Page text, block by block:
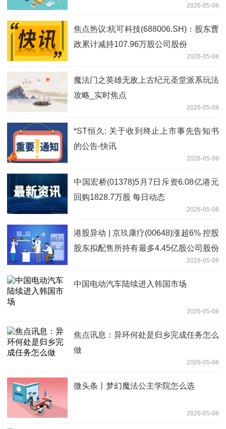
2026-05-08
焦点热议:杭可科技(688006.SH)：股东曹
政累计减持107.96万股公司股份
2026-05-08
魔法门之英雄无敌上古纪元圣堂派系玩法
攻略_实时焦点
2026-05-08
*ST恒久: 关于收到终止上市事先告知书
的公告-快讯
2026-05-08
中国宏桥(01378)5月7日斥资6.08亿港元
回购1828.7万股 每日动态
2026-05-08
港股异动 | 京玖康疗(00648)涨超6% 控股
股东拟配售所持有最多4.45亿股公司股份
2026-05-08
中国电动汽车陆续进入韩国市场
2026-05-08
焦点讯息：异环何处是归乡完成任务怎么
做
2026-05-08
微头条丨梦幻魔法公主学院怎么选
2026-05-08